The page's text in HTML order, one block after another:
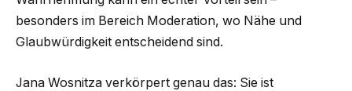
besonders im Bereich Moderation, wo Nähe und
Glaubwürdigkeit entscheidend sind.
Jana Wosnitza verkörpert genau das: Sie ist